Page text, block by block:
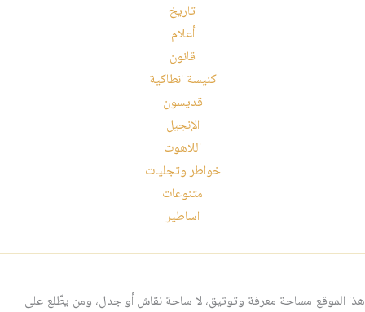
تاريخ
أعلام
قانون
كنيسة انطاكية
قديسون
الإنجيل
اللاهوت
خواطر وتجليات
متنوعات
اساطير
هذا الموقع مساحة معرفة وتوثيق، لا ساحة نقاش أو جدل، ومن يطّلع على